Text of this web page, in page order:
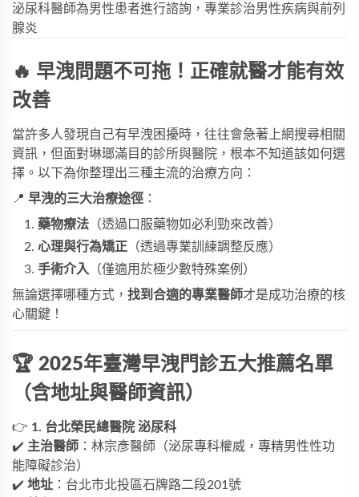
泌尿科醫師為男性患者進行諮詢，專業診治男性疾病與前列
腺炎
🔥 早洩問題不可拖！正確就醫才能有效
改善
當許多人發現自己有早洩困擾時，往往會急著上網搜尋相關
資訊，但面對琳瑯滿目的診所與醫院，根本不知道該如何選
擇。以下為你整理出三種主流的治療方向：
📍 早洩的三大治療途徑 ：
藥物療法 （透過口服藥物如必利勁來改善）
心理與行為矯正 （透過專業訓練調整反應）
手術介入 （僅適用於極少數特殊案例）
無論選擇哪種方式， 找到合適的專業醫師才是成功治療的核
心關鍵！
🏆 2025年臺灣早洩門診五大推薦名單
（含地址與醫師資訊）
👉 1. 台北榮民總醫院 泌尿科
✔️ 主治醫師 ：林宗彥醫師（泌尿專科權威，專精男性性功
能障礙診治）
✔️ 地址 ：台北市北投區石牌路二段201號